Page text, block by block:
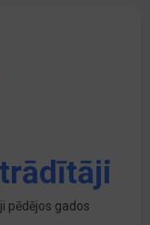
pēdējos gados